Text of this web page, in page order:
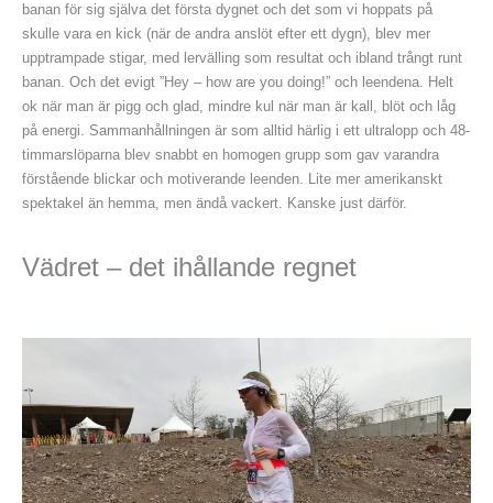
banan för sig själva det första dygnet och det som vi hoppats på
skulle vara en kick (när de andra anslöt efter ett dygn), blev mer
upptrampade stigar, med lervälling som resultat och ibland trångt runt
banan. Och det evigt ”Hey – how are you doing!” och leendena. Helt
ok när man är pigg och glad, mindre kul när man är kall, blöt och låg
på energi. Sammanhållningen är som alltid härlig i ett ultralopp och 48-
timmarslöparna blev snabbt en homogen grupp som gav varandra
förstående blickar och motiverande leenden. Lite mer amerikanskt
spektakel än hemma, men ändå vackert. Kanske just därför.
Vädret – det ihållande regnet